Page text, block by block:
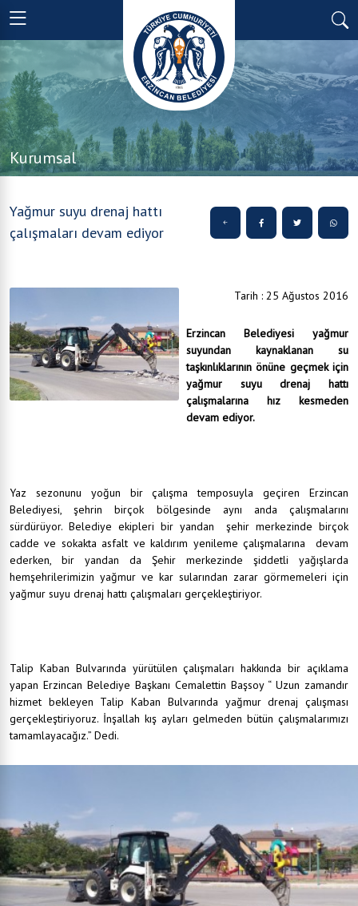
Kurumsal
Yağmur suyu drenaj hattı
çalışmaları devam ediyor
Tarih : 25 Ağustos 2016
Erzincan Belediyesi yağmur
suyundan kaynaklanan su
taşkınlıklarının önüne geçmek için
yağmur suyu drenaj hattı
çalışmalarına hız kesmeden
devam ediyor.
Yaz sezonunu yoğun bir çalışma temposuyla geçiren Erzincan
Belediyesi, şehrin birçok bölgesinde aynı anda çalışmalarını
sürdürüyor. Belediye ekipleri bir yandan şehir merkezinde birçok
cadde ve sokakta asfalt ve kaldırım yenileme çalışmalarına devam
ederken, bir yandan da Şehir merkezinde şiddetli yağışlarda
hemşehrilerimizin yağmur ve kar sularından zarar görmemeleri için
yağmur suyu drenaj hattı çalışmaları gerçekleştiriyor.
Talip Kaban Bulvarında yürütülen çalışmaları hakkında bir açıklama
yapan Erzincan Belediye Başkanı Cemalettin Başsoy “ Uzun zamandır
hizmet bekleyen Talip Kaban Bulvarında yağmur drenaj çalışması
gerçekleştiriyoruz. İnşallah kış ayları gelmeden bütün çalışmalarımızı
tamamlayacağız.” Dedi.